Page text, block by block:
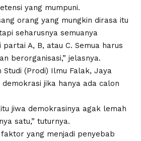
yang mumpuni.
orang yang mungkin dirasa itu
seharusnya semuanya
A, B, atau C. Semua harus
berorganisasi,” jelasnya.
Studi (Prodi) Ilmu Falak, Jaya
jika hanya ada calon
jiwa demokrasinya agak lemah
satu,” tuturnya.
yang menjadi penyebab